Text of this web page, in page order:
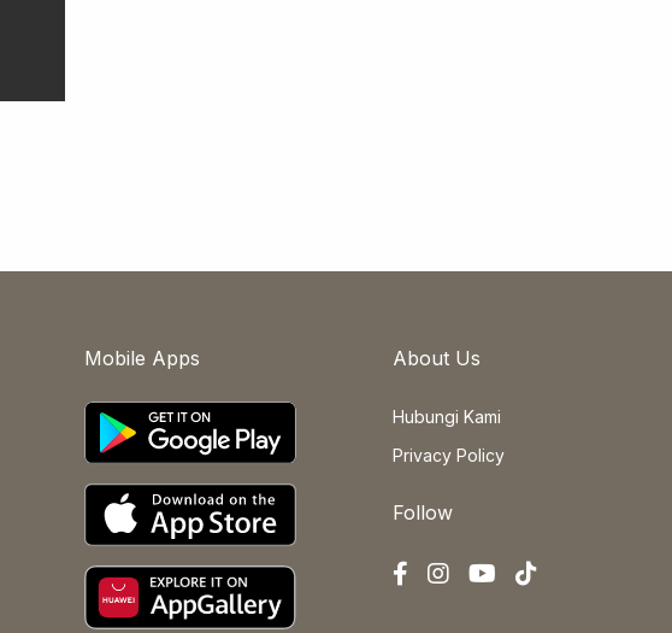
Mobile Apps About Us
Hubungi Kami
Privacy Policy
Follow